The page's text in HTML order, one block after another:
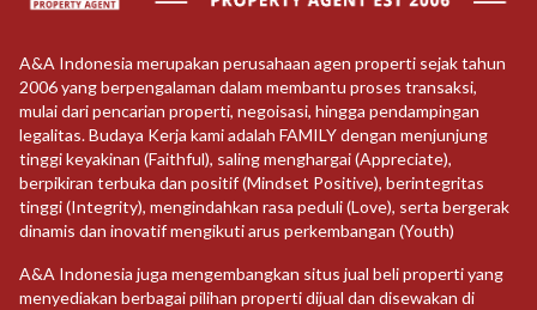
A&A Indonesia merupakan perusahaan agen properti sejak tahun
2006 yang berpengalaman dalam membantu proses transaksi,
mulai dari pencarian properti, negoisasi, hingga pendampingan
legalitas. Budaya Kerja kami adalah FAMILY dengan menjunjung
tinggi keyakinan (Faithful), saling menghargai (Appreciate),
berpikiran terbuka dan positif (Mindset Positive), berintegritas
tinggi (Integrity), mengindahkan rasa peduli (Love), serta bergerak
dinamis dan inovatif mengikuti arus perkembangan (Youth)
A&A Indonesia juga mengembangkan situs jual beli properti yang
menyediakan berbagai pilihan properti dijual dan disewakan di